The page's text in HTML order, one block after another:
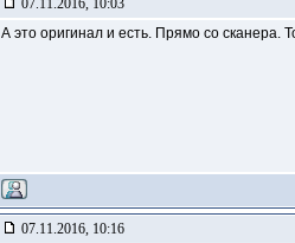
07.11.2016, 10:03
А это оригинал и есть. Прямо со сканера.
07.11.2016, 10:16